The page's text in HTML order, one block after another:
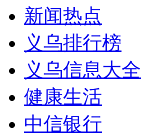
新闻热点
义乌排行榜
义乌信息大全
健康生活
中信银行